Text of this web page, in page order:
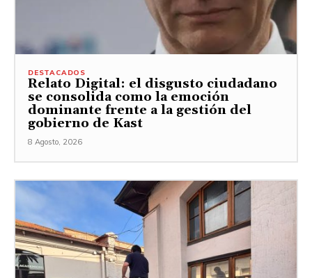
DESTACADOS
Relato Digital: el disgusto ciudadano
se consolida como la emoción
dominante frente a la gestión del
gobierno de Kast
8 Agosto, 2026